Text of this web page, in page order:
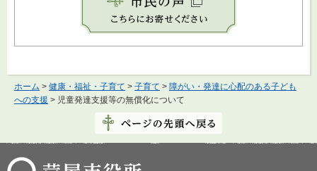
ホーム > 健康・福祉・子育て > 子育て > 障がい・発達に心配のある子ども
への支援 > 児童発達支援等の無償化について
芦屋市役所